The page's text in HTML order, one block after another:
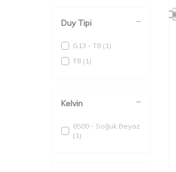
Duy Tipi
G13 - T8 (1)
T8 (1)
Kelvin
6500 - Soğuk Beyaz
(1)